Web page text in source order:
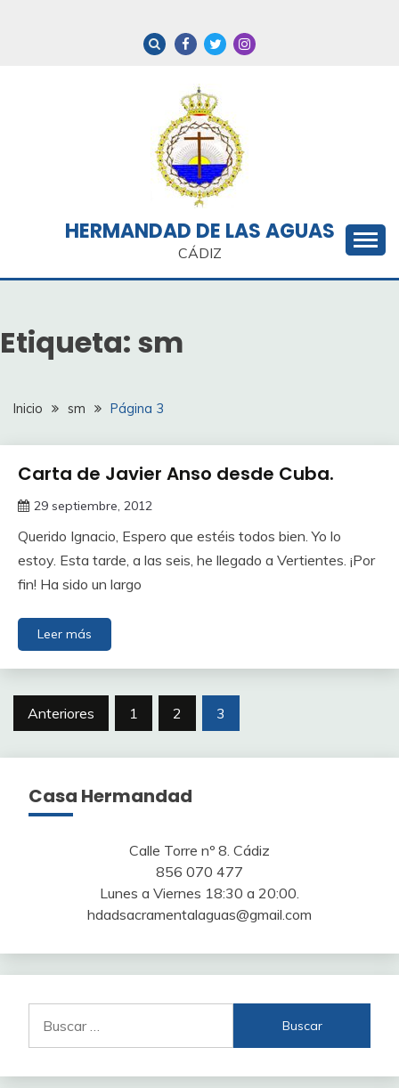
HERMANDAD DE LAS AGUAS
CÁDIZ
Etiqueta: sm
Inicio sm Página 3
Carta de Javier Anso desde Cuba.
29 septiembre, 2012
Querido Ignacio, Espero que estéis todos bien. Yo lo
estoy. Esta tarde, a las seis, he llegado a Vertientes. ¡Por
fin! Ha sido un largo
Leer más
Paginación
Anteriores 1 2 3
Casa Hermandad
Calle Torre nº 8. Cádiz
856 070 477
Lunes a Viernes 18:30 a 20:00.
hdadsacramentalaguas@gmail.com